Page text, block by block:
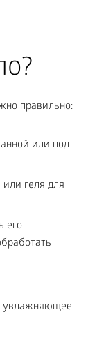
правильно:
или под
геля для
его
увлажняющее